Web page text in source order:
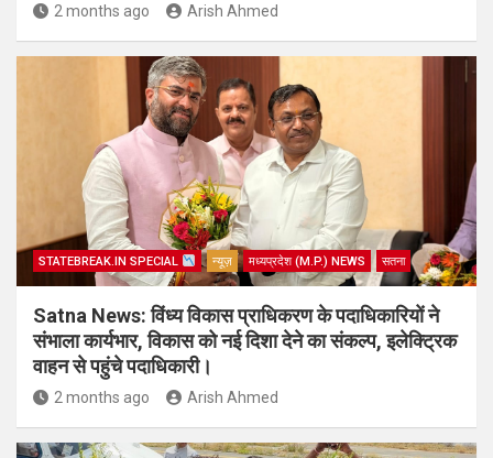
2 months ago Arish Ahmed
STATEBREAK.IN SPECIAL न्यूज़ मध्यप्रदेश (M.P.) NEWS सतना
Satna News: विंध्य विकास प्राधिकरण के पदाधिकारियों ने
संभाला कार्यभार, विकास को नई दिशा देने का संकल्प, इलेक्ट्रिक
वाहन से पहुंचे पदाधिकारी।
2 months ago Arish Ahmed